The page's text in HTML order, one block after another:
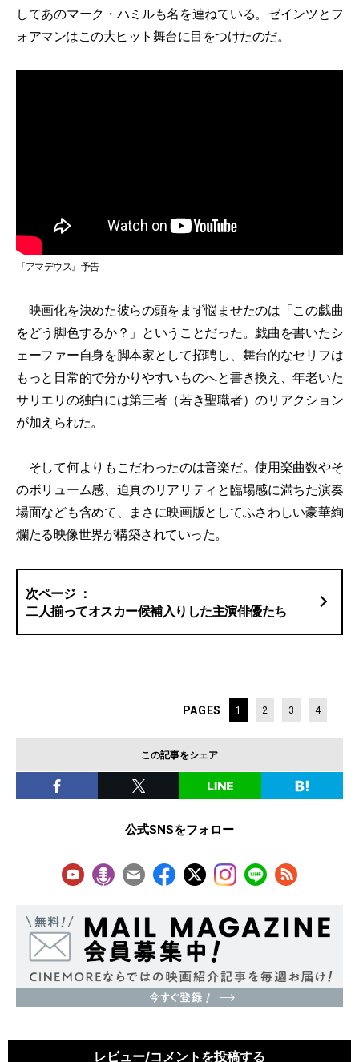
してあのマーク・ハミルも名を連ねている。ゼインツとフ
ォアマンはこの大ヒット舞台に目をつけたのだ。
『アマデウス』予告
映画化を決めた彼らの頭をまず悩ませたのは「この戯曲
をどう脚色するか？」ということだった。戯曲を書いたシ
ェーファー自身を脚本家として招聘し、舞台的なセリフは
もっと日常的で分かりやすいものへと書き換え、年老いた
サリエリの独白には第三者（若き聖職者）のリアクション
が加えられた。
そして何よりもこだわったのは音楽だ。使用楽曲数やそ
のボリューム感、迫真のリアリティと臨場感に満ちた演奏
場面なども含めて、まさに映画版としてふさわしい豪華絢
爛たる映像世界が構築されていった。
二人揃ってオスカー候補入りした主演俳優たち
PAGES 1 2 3 4
この記事をシェア
公式SNSをフォロー
レビュー/コメントを投稿する